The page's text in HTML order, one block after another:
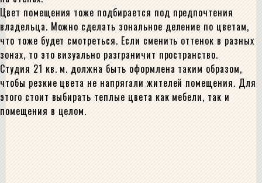
Цвет помещения тоже подбирается под предпочтения
владельца. Можно сделать зональное деление по цветам,
что тоже будет смотреться. Если сменить оттенок в разных
зонах, то это визуально разграничит пространство.
Студия 21 кв. м. должна быть оформлена таким образом,
чтобы резкие цвета не напрягали жителей помещения. Для
этого стоит выбирать теплые цвета как мебели, так и
помещения в целом.